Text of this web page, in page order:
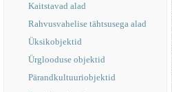
Kaitstavad alad
Rahvusvahelise tähtsusega alad
Üksikobjektid
Ürglooduse objektid
Pärandkultuuriobjektid